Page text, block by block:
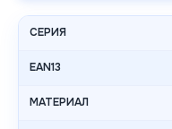
СЕРИЯ
EAN13
МАТЕРИАЛ